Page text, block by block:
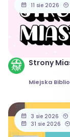
11 sie 2026
Strony
Miejska
3 sie 2026
31 sie 2026